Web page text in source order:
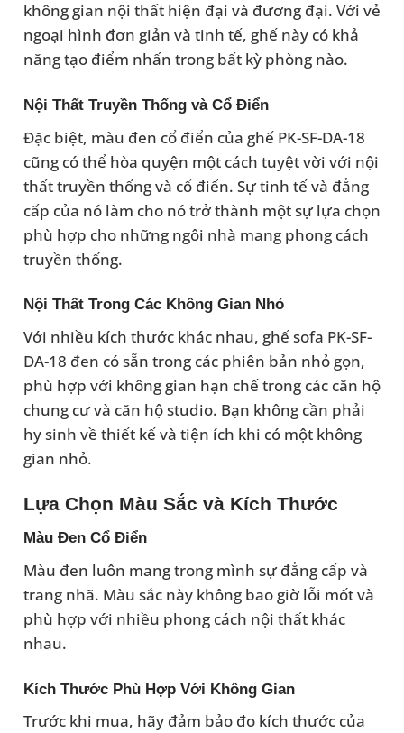
không gian nội thất hiện đại và đương đại. Với vẻ
ngoại hình đơn giản và tinh tế, ghế này có khả
năng tạo điểm nhấn trong bất kỳ phòng nào.
Nội Thất Truyền Thống và Cổ Điển
Đặc biệt, màu đen cổ điển của ghế PK-SF-DA-18
cũng có thể hòa quyện một cách tuyệt vời với nội
thất truyền thống và cổ điển. Sự tinh tế và đẳng
cấp của nó làm cho nó trở thành một sự lựa chọn
phù hợp cho những ngôi nhà mang phong cách
truyền thống.
Nội Thất Trong Các Không Gian Nhỏ
Với nhiều kích thước khác nhau, ghế sofa PK-SF-
DA-18 đen có sẵn trong các phiên bản nhỏ gọn,
phù hợp với không gian hạn chế trong các căn hộ
chung cư và căn hộ studio. Bạn không cần phải
hy sinh về thiết kế và tiện ích khi có một không
gian nhỏ.
Lựa Chọn Màu Sắc và Kích Thước
Màu Đen Cổ Điển
Màu đen luôn mang trong mình sự đẳng cấp và
trang nhã. Màu sắc này không bao giờ lỗi mốt và
phù hợp với nhiều phong cách nội thất khác
nhau.
Kích Thước Phù Hợp Với Không Gian
Trước khi mua, hãy đảm bảo đo kích thước của